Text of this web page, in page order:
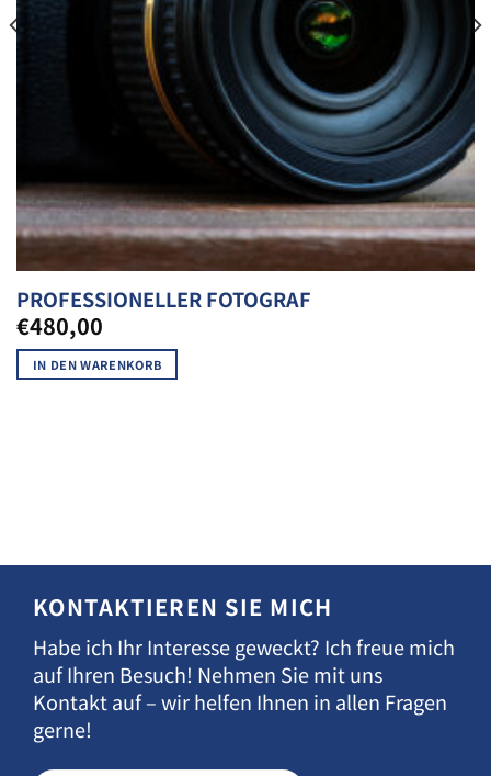
PROFESSIONELLER FOTOGRAF
€480,00
IN DEN WARENKORB
KONTAKTIEREN SIE MICH
Habe ich Ihr Interesse geweckt? Ich freue mich
auf Ihren Besuch! Nehmen Sie mit uns
Kontakt auf – wir helfen Ihnen in allen Fragen
gerne!